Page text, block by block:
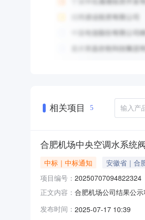
相关项目 5
合肥机场中央空调水系统
中标｜中标通知 安徽省｜合
项目编号： 20250707094822324
正文内容： 合肥机场公司结果公
机场公司联系。联系
发布时间： 2025-07-17 10:39